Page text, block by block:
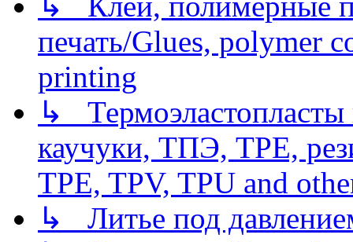
печать/Glues, polymer
printing
↳
каучуки, ТПЭ, TPE,
TPE, TPV, TPU and
↳ Литье под